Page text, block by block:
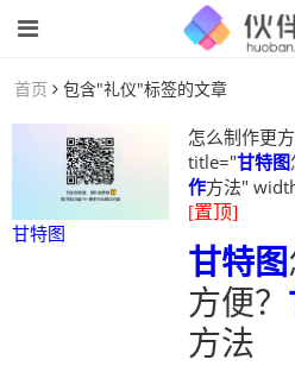
首页 包含"礼仪"标签的文章
甘特图
怎么制作更方
title="甘特图
作方法"
[置顶]
甘特图
方便？
方法